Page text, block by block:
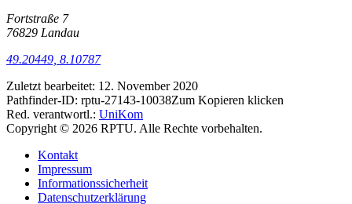
Fortstraße 7
76829 Landau
49.20449, 8.10787
Zuletzt bearbeitet: 12. November 2020
Pathfinder-ID: rptu-27143-10038Zum Kopieren klicken
Red. verantwortl.: UniKom
Copyright © 2026 RPTU. Alle Rechte vorbehalten.
Kontakt
Impressum
Informationssicherheit
Datenschutzerklärung